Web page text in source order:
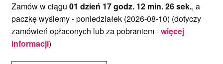
Zamów w ciągu 01 dzień 17 godz. 12 min. 25 sek., a
paczkę wyślemy -poniedziałek (2026-08-10) (dotyczy
zamówień opłaconych lub za pobraniem -więcej
informacji)